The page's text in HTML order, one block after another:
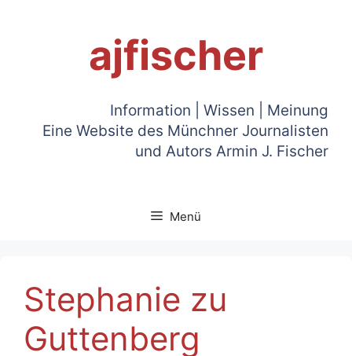
ajfischer
Information | Wissen | Meinung
Eine Website des Münchner Journalisten
und Autors Armin J. Fischer
Menü
Stephanie zu
Guttenberg